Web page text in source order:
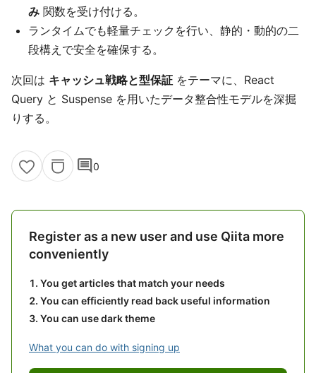
み 関数を受け付ける。
ランタイムでも軽量チェックを行い、静的・動的の二
段構えで安全を確保する。
次回は キャッシュ戦略と型保証 をテーマに、React
Query と Suspense を用いたデータ整合性モデルを深掘
りする。
comment0
Register as a new user and use Qiita more
conveniently
You get articles that match your needs
You can efficiently read back useful information
You can use dark theme
What you can do with signing up